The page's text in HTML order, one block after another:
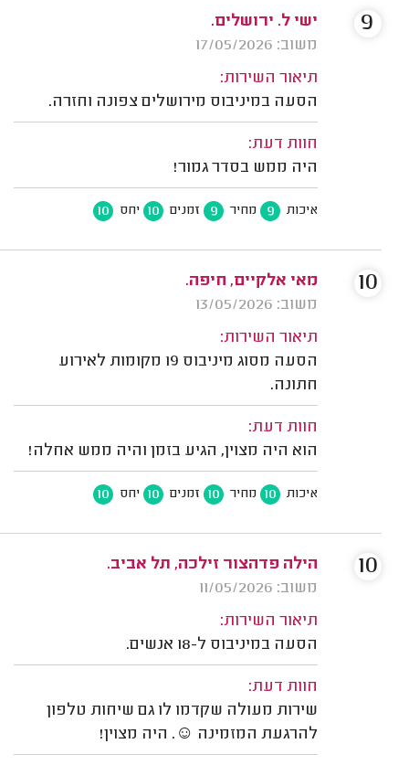
ישי ל. ירושלים.
משוב: 17/05/2026
תיאור השירות:
הסעה במיניבוס מירושלים צפונה וחזרה.
חוות דעת:
היה ממש בסדר גמור!
איכות 9 מחיר 9 זמנים 10 יחס 10
9
מאי אלקיים, חיפה.
משוב: 13/05/2026
תיאור השירות:
הסעה מסוג מיניבוס 19 מקומות לאירוע
חתונה.
חוות דעת:
הוא היה מצוין, הגיע בזמן והיה ממש אחלה!
איכות 10 מחיר 10 זמנים 10 יחס 10
10
הילה פדהצור זילכה, תל אביב.
משוב: 11/05/2026
תיאור השירות:
הסעה במיניבוס ל-18 אנשים.
חוות דעת:
שירות מעולה שקדמו לו גם שיחות טלפון
להרגעת המזמינה ☺️. היה מצוין!
10